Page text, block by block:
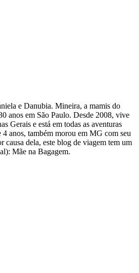
e Danubia. Mineira, a mamis do
anos em São Paulo. Desde 2008, vive
Gerais e está em todas as aventuras
anos, também morou em MG com seu
causa dela, este blog de viagem tem um
Mãe na Bagagem.